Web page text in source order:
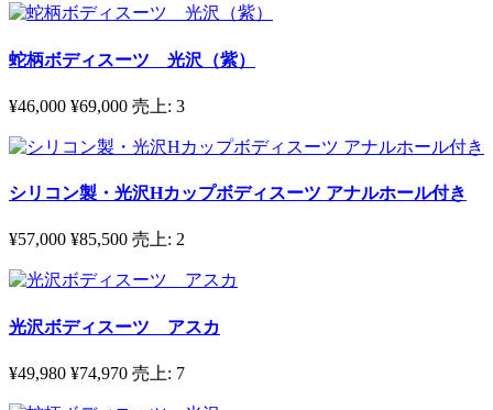
蛇柄ボディスーツ 光沢（紫）
¥46,000 ¥69,000 売上: 3
シリコン製・光沢Hカップボディスーツ アナルホール付き
¥57,000 ¥85,500 売上: 2
光沢ボディスーツ アスカ
¥49,980 ¥74,970 売上: 7